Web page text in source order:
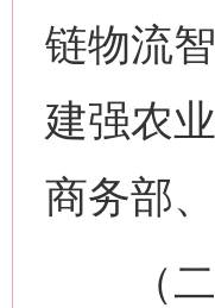
链物流
建强农
商务部
（二